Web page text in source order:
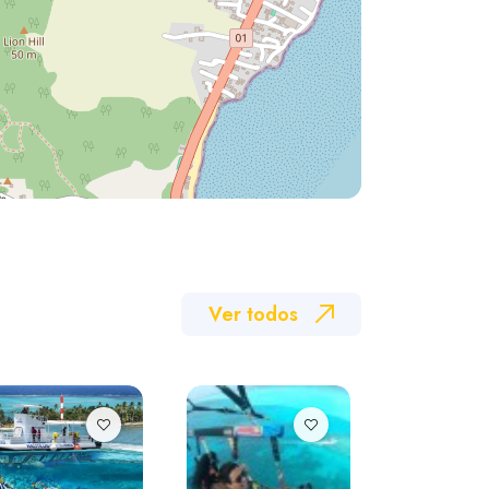
Ver todos